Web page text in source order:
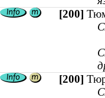
[200]
[200]